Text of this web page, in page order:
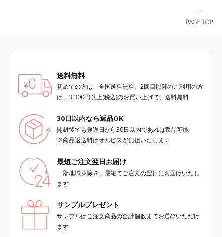
っとキープします。*1 ダイズステ
ロール配合＝毛髪補修成分*2 ジエ
チルヘキサン酸ネオペンチルグリコ
合＝保水効果の高い毛髪保護成分各
商品の詳しい情報は商品ページをご
覧ください。・BEAUTY夏祭りは、
は、こちら
送料無料
初めての方は、全国送料無料、2回目以降のご利用の方
は、3,300円以上(税込)のお買い上げで、送料無料
30日以内なら返品OK
開封後でも発送日から30日以内であれば返品可能
※商品返送料はオルビスが負担いたします
最短ご注文翌日お届け
一部地域を除き、最短でご注文の翌日にお届けいたし
ます
サンプルプレゼント
サンプルはご注文商品の合計個数までお選びいただけ
ます